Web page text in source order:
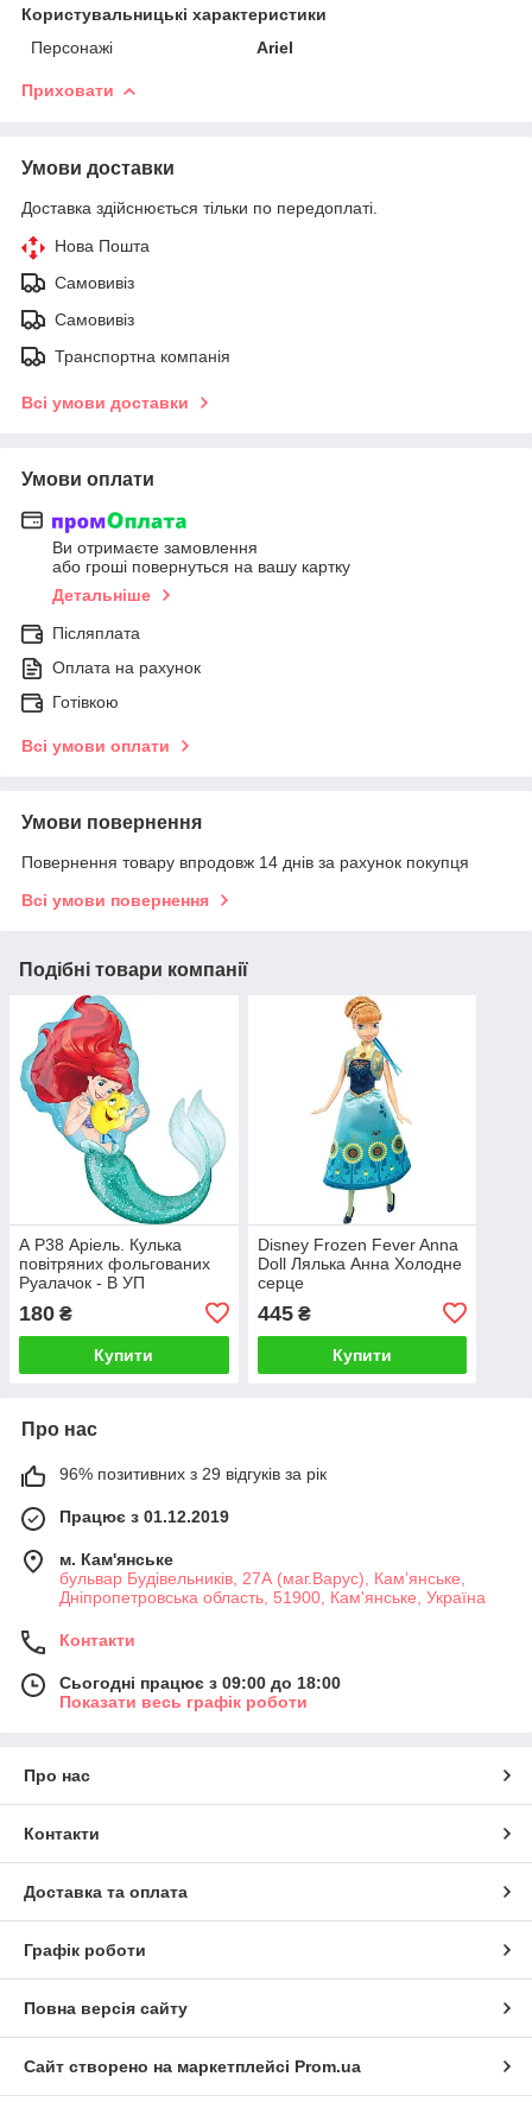
Користувальницькі характеристики
Персонажі
Ariel
Приховати
Умови доставки
Доставка здійснюється тільки по передоплаті.
Нова Пошта
Самовивіз
Самовивіз
Транспортна компанія
Всі умови доставки
Умови оплати
Ви отримаєте замовлення
або гроші повернуться на вашу картку
Детальніше
Післяплата
Оплата на рахунок
Готівкою
Всі умови оплати
Умови повернення
Повернення товару впродовж 14 днів за рахунок покупця
Всі умови повернення
Подібні товари компанії
А P38 Аріель. Кулька
повітряних фольгованих
Руалачок - В УП
180 ₴
Купити
Disney Frozen Fever Anna
Doll Лялька Анна Холодне
серце
445₴
Купити
Про нас
96% позитивних з 29 відгуків за рік
Працює з 01.12.2019
м. Кам'янське
бульвар Будівельників, 27А (маг.Варус), Кам’янське,
Дніпропетровська область, 51900, Кам'янське, Україна
Контакти
Сьогодні працює з 09:00 до 18:00
Показати весь графік роботи
Про нас
Контакти
Доставка та оплата
Графік роботи
Повна версія сайту
Сайт створено на маркетплейсі Prom.ua